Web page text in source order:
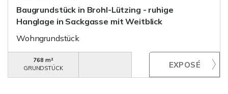
Baugrundstück in Brohl-Lützing - ruhige
Hanglage in Sackgasse mit Weitblick
Wohngrundstück
768 m²
GRUNDSTÜCK